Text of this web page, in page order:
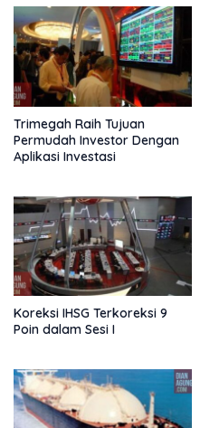
Trimegah Raih Tujuan
Permudah Investor Dengan
Aplikasi Investasi
Koreksi IHSG Terkoreksi 9
Poin dalam Sesi I